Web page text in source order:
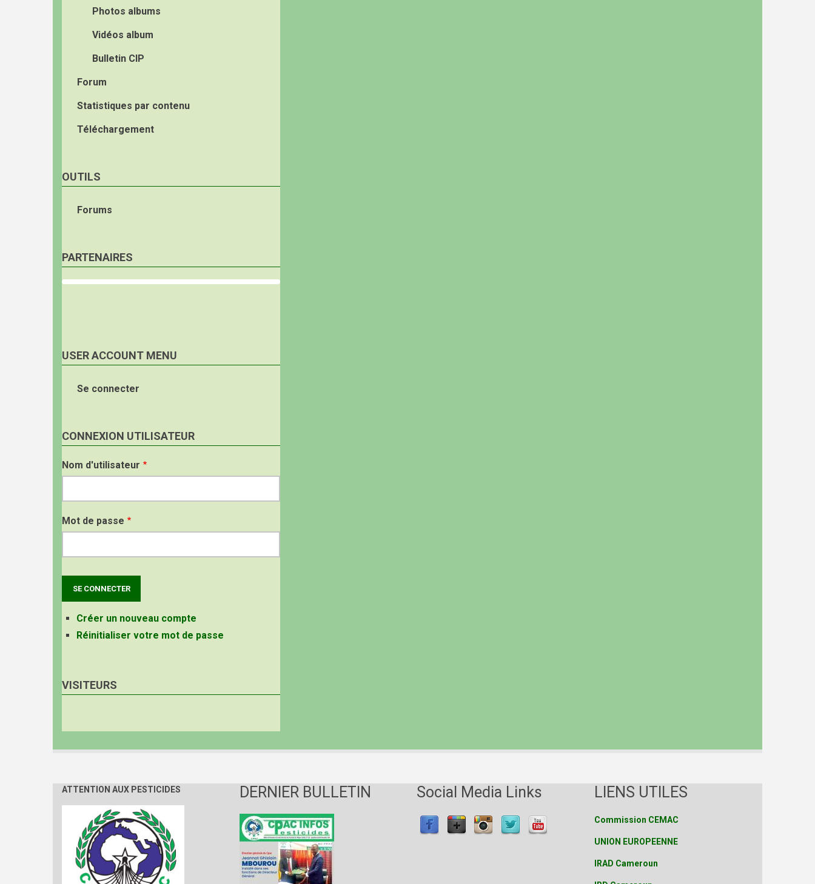
Photos albums
Vidéos album
Bulletin CIP
Forum
Statistiques par contenu
Téléchargement
OUTILS
Forums
PARTENAIRES
USER ACCOUNT MENU
Se connecter
CONNEXION UTILISATEUR
Nom d'utilisateur
Mot de passe
Créer un nouveau compte
Réinitialiser votre mot de passe
VISITEURS
ATTENTION AUX PESTICIDES DERNIER BULLETIN Social Media Links LIENS UTILES
Commission CEMAC
UNION EUROPEENNE
IRAD Cameroun